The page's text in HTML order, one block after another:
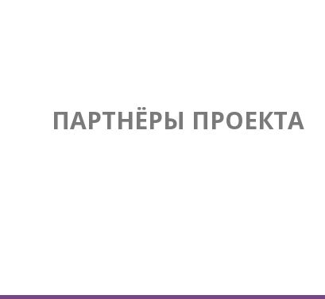
ПАРТНЁРЫ ПРОЕКТА